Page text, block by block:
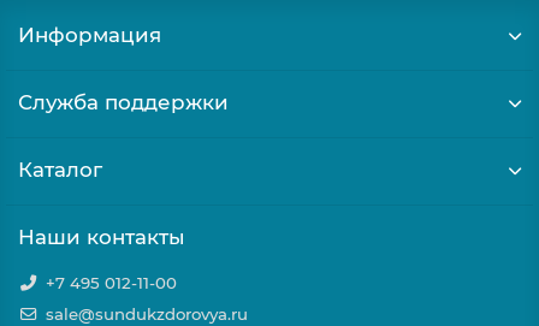
Информация
Служба поддержки
Каталог
Наши контакты
+7 495 012-11-00
sale@sundukzdorovya.ru